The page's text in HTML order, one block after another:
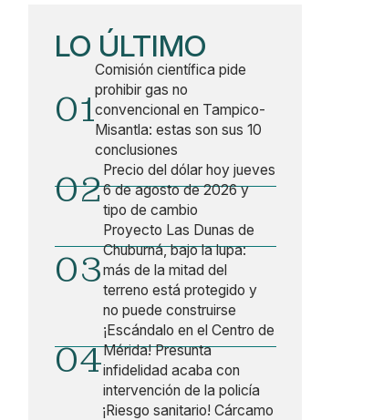
LO ÚLTIMO
01
Comisión científica pide
prohibir gas no
convencional en Tampico-
Misantla: estas son sus 10
conclusiones
02Precio del dólar hoy jueves
6 de agosto de 2026 y
tipo de cambio
03
Proyecto Las Dunas de
Chuburná, bajo la lupa:
más de la mitad del
terreno está protegido y
no puede construirse
04
¡Escándalo en el Centro de
Mérida! Presunta
infidelidad acaba con
intervención de la policía
¡Riesgo sanitario! Cárcamo